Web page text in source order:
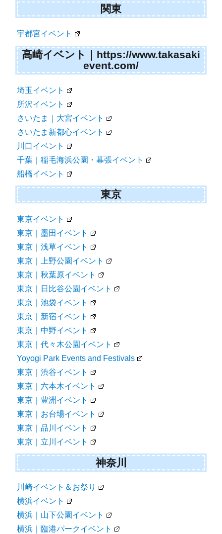
関東
宇都宮イベント
高崎イベント｜https://www.takasaki
event.com/
埼玉イベント
所沢イベント
さいたま｜大宮イベント
さいたま新都心イベント
川口イベント
千葉｜稲毛海浜公園・幕張イベント
船橋イベント
東京
東京イベント
東京｜墨田イベント
東京｜浅草イベント
東京｜上野公園イベント
東京｜秋葉原イベント
東京｜日比谷公園イベント
東京｜池袋イベント
東京｜新宿イベント
東京｜中野イベント
東京｜代々木公園イベント
Yoyogi Park Events and Festivals
東京｜渋谷イベント
東京｜六本木イベント
東京｜豊洲イベント
東京｜お台場イベント
東京｜品川イベント
東京｜立川イベント
神奈川
川崎イベント＆お祭り
横浜イベント
横浜｜山下公園イベント
横浜｜臨港パークイベント